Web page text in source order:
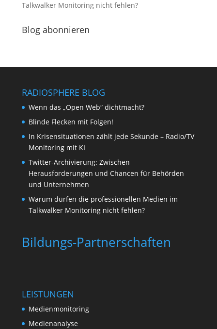
Talkwalker Monitoring nicht fehlen?
Blog abonnieren
RADIOSPHERE BLOG
Wenn das „Open Web“ dichtmacht?
Blinde Flecken mit Folgen!
In Krisensituationen zählt jede Sekunde – Radio/TV
Monitoring mit KI
Twitter-Archivierung: Zwischen
Herausforderungen und Chancen für Behörden
und Unternehmen
Warum dürfen die professionellen Medien im
Talkwalker Monitoring nicht fehlen?
Bildungs-Partnerschaften
LEISTUNGEN
Medienmonitoring
Medienanalyse